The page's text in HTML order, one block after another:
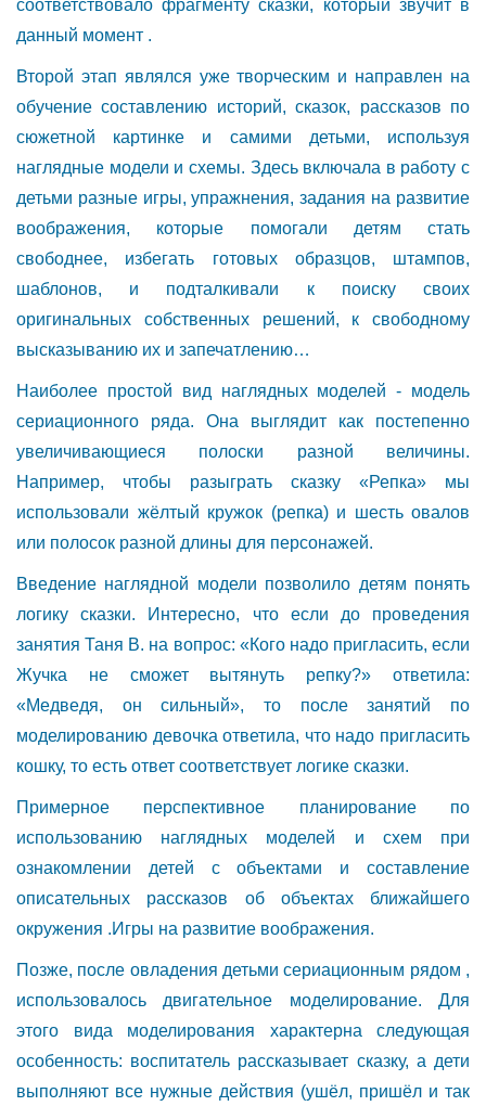
соответствовало фрагменту сказки, который звучит в
данный момент .
Второй этап являлся уже творческим и направлен на
обучение составлению историй, сказок, рассказов по
сюжетной картинке и самими детьми, используя
наглядные модели и схемы. Здесь включала в работу с
детьми разные игры, упражнения, задания на развитие
воображения, которые помогали детям стать
свободнее, избегать готовых образцов, штампов,
шаблонов, и подталкивали к поиску своих
оригинальных собственных решений, к свободному
высказыванию их и запечатлению…
Наиболее простой вид наглядных моделей - модель
сериационного ряда. Она выглядит как постепенно
увеличивающиеся полоски разной величины.
Например, чтобы разыграть сказку «Репка» мы
использовали жёлтый кружок (репка) и шесть овалов
или полосок разной длины для персонажей.
Введение наглядной модели позволило детям понять
логику сказки. Интересно, что если до проведения
занятия Таня В. на вопрос: «Кого надо пригласить, если
Жучка не сможет вытянуть репку?» ответила:
«Медведя, он сильный», то после занятий по
моделированию девочка ответила, что надо пригласить
кошку, то есть ответ соответствует логике сказки.
Примерное перспективное планирование по
использованию наглядных моделей и схем при
ознакомлении детей с объектами и составление
описательных рассказов об объектах ближайшего
окружения .Игры на развитие воображения.
Позже, после овладения детьми сериационным рядом ,
использовалось двигательное моделирование. Для
этого вида моделирования характерна следующая
особенность: воспитатель рассказывает сказку, а дети
выполняют все нужные действия (ушёл, пришёл и так